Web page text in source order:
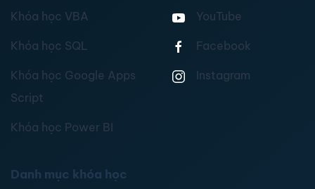
Khóa học VBA
Khóa học SQL
Khóa học Google Apps
Script
Khóa học Power BI
YouTube
Facebook
Instagram
Danh mục khóa học